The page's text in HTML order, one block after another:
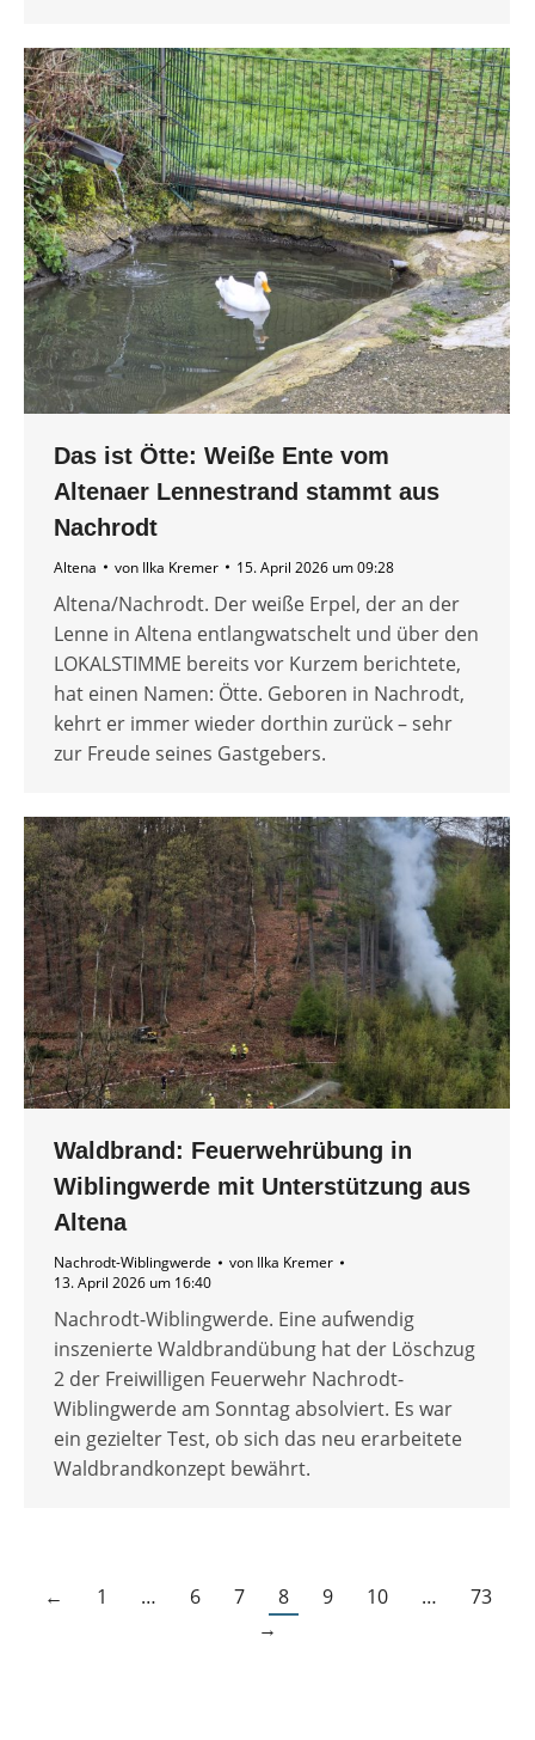
Das ist Ötte: Weiße Ente vom
Altenaer Lennestrand stammt aus
Nachrodt
Altena von Ilka Kremer 15. April 2026 um 09:28
Altena/Nachrodt. Der weiße Erpel, der an der
Lenne in Altena entlangwatschelt und über den
LOKALSTIMME bereits vor Kurzem berichtete,
hat einen Namen: Ötte. Geboren in Nachrodt,
kehrt er immer wieder dorthin zurück – sehr
zur Freude seines Gastgebers.
Waldbrand: Feuerwehrübung in
Wiblingwerde mit Unterstützung aus
Altena
Nachrodt-Wiblingwerde von Ilka Kremer
13. April 2026 um 16:40
Nachrodt-Wiblingwerde. Eine aufwendig
inszenierte Waldbrandübung hat der Löschzug
2 der Freiwilligen Feuerwehr Nachrodt-
Wiblingwerde am Sonntag absolviert. Es war
ein gezielter Test, ob sich das neu erarbeitete
Waldbrandkonzept bewährt.
← 1 … 6 7 8 9 10 …
73
→